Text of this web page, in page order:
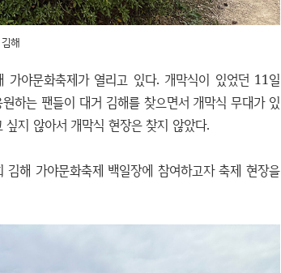
해
야문화축제가 열리고 있다. 개막식이 있었던 11일
하는 팬들이 대거 김해를 찾으면서 개막식 무대가 있
지 않아서 개막식 현장은 찾지 않았다.
해 가야문화축제 백일장에 참여하고자 축제 현장을